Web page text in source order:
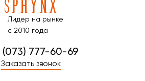
Лидер на рынке
с 2010 года
(073) 777-60-69
Заказать звонок